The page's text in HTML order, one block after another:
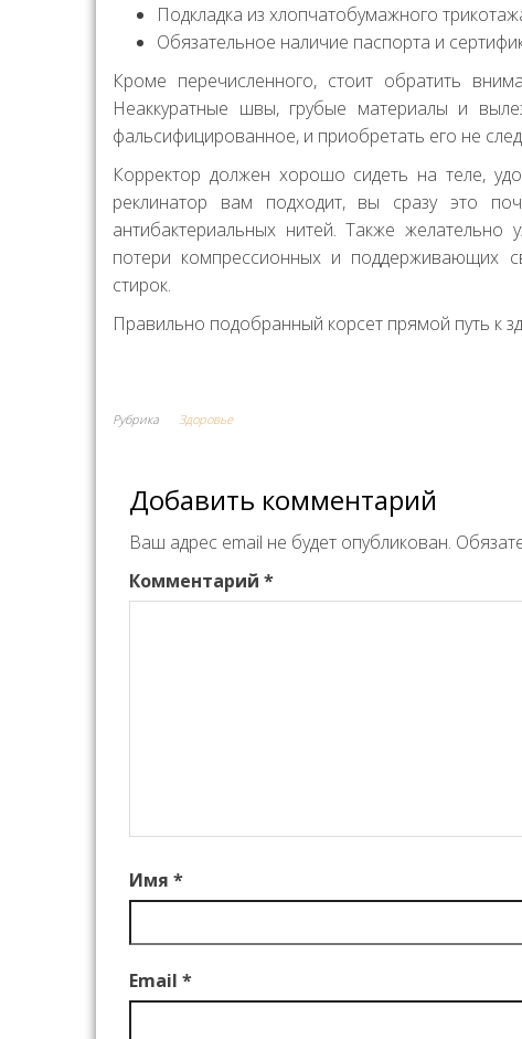
Подкладка из хлопчатобумажного
Обязательное наличие паспорта и
Кроме перечисленного, стоит обратить
Неаккуратные швы, грубые материалы и
фальсифицированное, и приобретать его не
Корректор должен хорошо сидеть на теле,
реклинатор вам подходит, вы сразу это
антибактериальных нитей. Также желательно
потери компрессионных и поддерживающих
стирок.
Правильно подобранный корсет прямой путь к
Рубрика Здоровье
Добавить комментарий
Ваш адрес email не будет опубликован.
Комментарий *
Имя *
Email *